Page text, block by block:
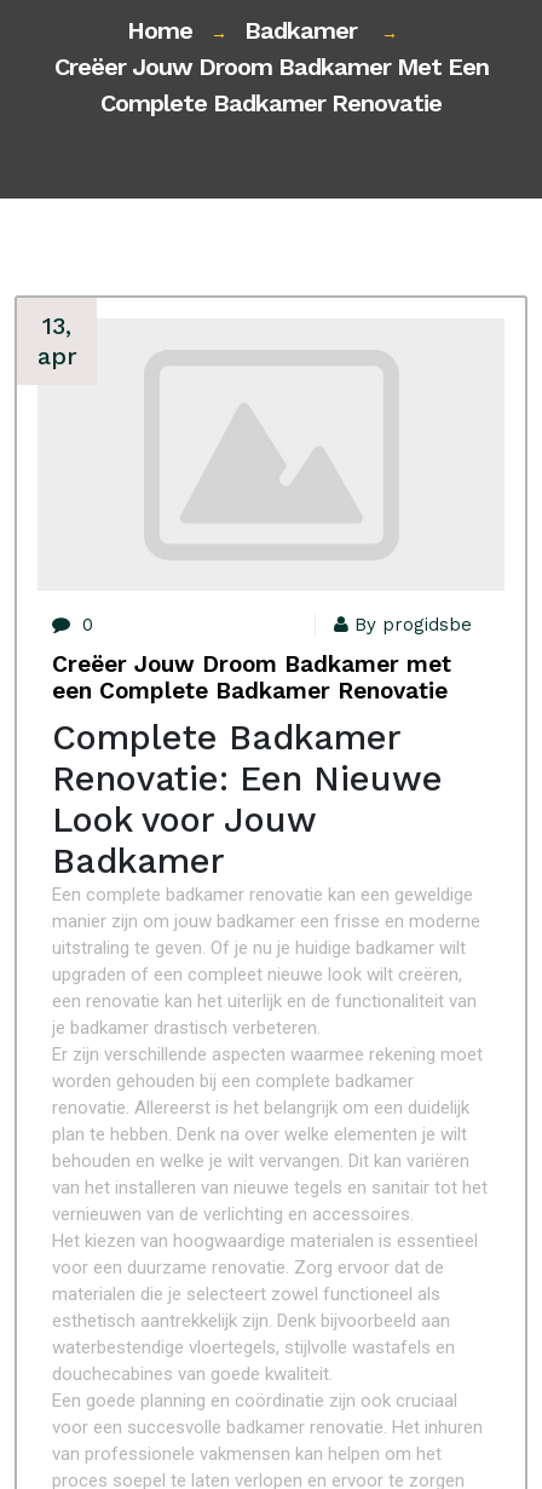
Home → Badkamer →
Creëer Jouw Droom Badkamer Met Een
Complete Badkamer Renovatie
13,
apr
0 By progidsbe
Creëer Jouw Droom Badkamer met
een Complete Badkamer Renovatie
Complete Badkamer
Renovatie: Een Nieuwe
Look voor Jouw
Badkamer
Een complete badkamer renovatie kan een geweldige
manier zijn om jouw badkamer een frisse en moderne
uitstraling te geven. Of je nu je huidige badkamer wilt
upgraden of een compleet nieuwe look wilt creëren,
een renovatie kan het uiterlijk en de functionaliteit van
je badkamer drastisch verbeteren.
Er zijn verschillende aspecten waarmee rekening moet
worden gehouden bij een complete badkamer
renovatie. Allereerst is het belangrijk om een duidelijk
plan te hebben. Denk na over welke elementen je wilt
behouden en welke je wilt vervangen. Dit kan variëren
van het installeren van nieuwe tegels en sanitair tot het
vernieuwen van de verlichting en accessoires.
Het kiezen van hoogwaardige materialen is essentieel
voor een duurzame renovatie. Zorg ervoor dat de
materialen die je selecteert zowel functioneel als
esthetisch aantrekkelijk zijn. Denk bijvoorbeeld aan
waterbestendige vloertegels, stijlvolle wastafels en
douchecabines van goede kwaliteit.
Een goede planning en coördinatie zijn ook cruciaal
voor een succesvolle badkamer renovatie. Het inhuren
van professionele vakmensen kan helpen om het
proces soepel te laten verlopen en ervoor te zorgen